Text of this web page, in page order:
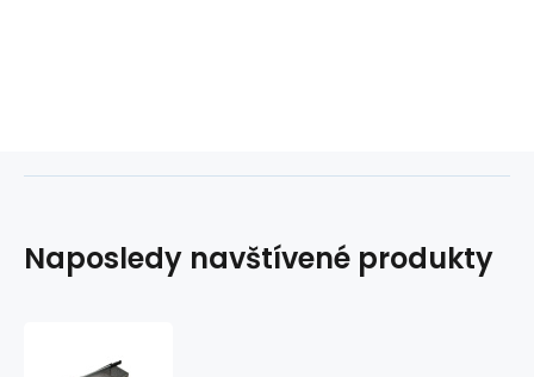
Naposledy navštívené produkty